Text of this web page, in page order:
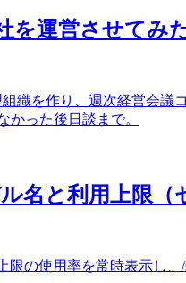
を運営させてみ
織を作り、週次経営会
った後日談まで。
名と利用上限
限の使用率を常時表示